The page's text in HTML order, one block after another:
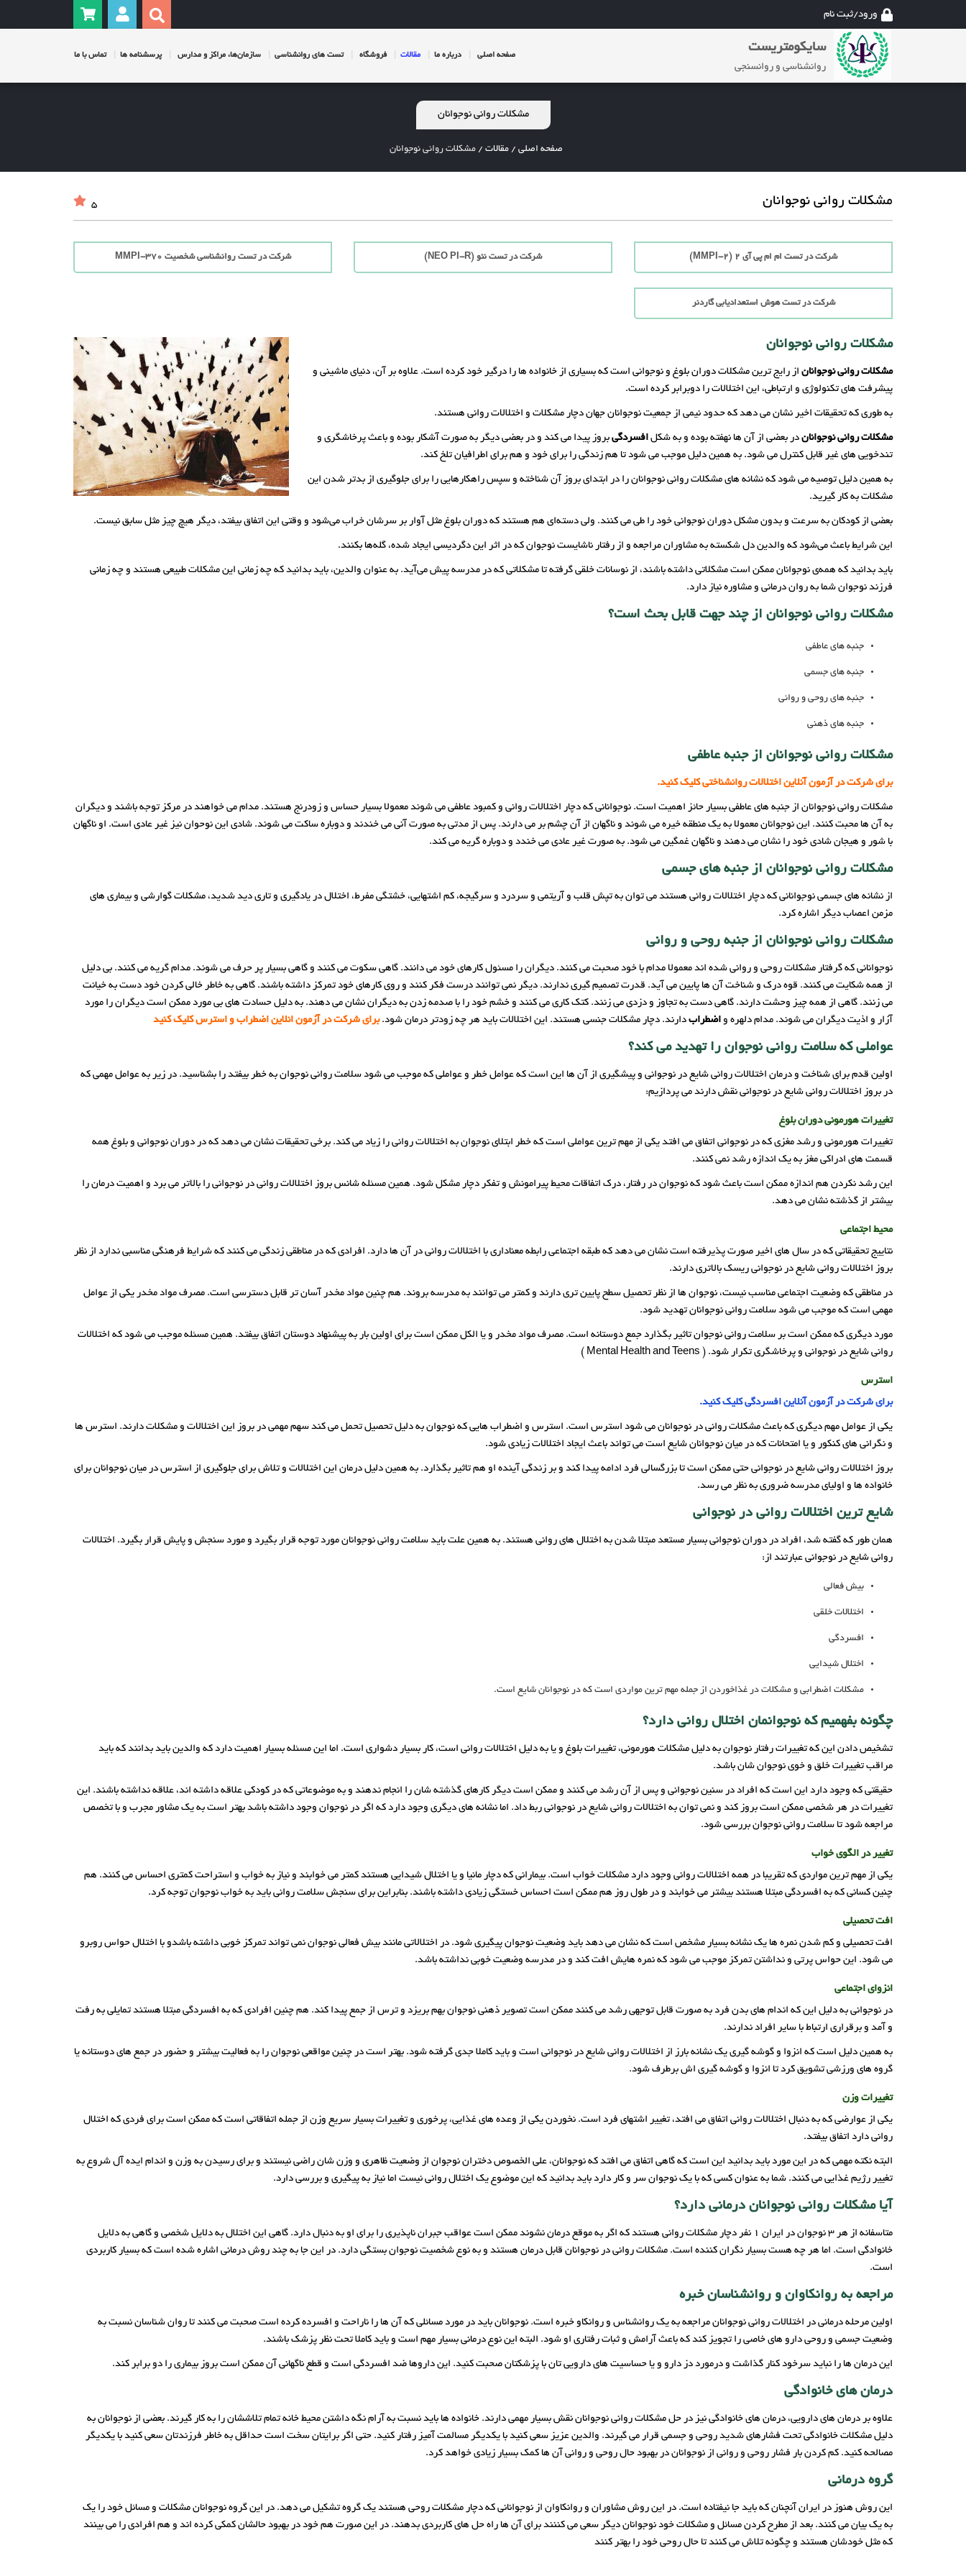
ورود/ثبت نام
سایکومتریست
روانشناسی و روانسنجی
صفحه اصلی درباره ما مقالات فروشگاه تست های روانشناسی سازمان‌ها، مراکز و مدارس پرسشنامه ها تماس با ما
مشکلات روانی نوجوانان
صفحه اصلی /مقالات /مشکلات روانی نوجوانان
مشکلات روانی نوجوانان 5
شرکت در تست ام ام پی آی 2 (MMPI-2) شرکت در تست نئو (NEO PI-R) شرکت در تست روانشناسی شخصیت MMPI-370
شرکت در تست هوش استعدادیابی گاردنر
مشکلات روانی نوجوانان
مشکلات روانی نوجوانان از رایج ترین مشکلات دوران بلوغ و نوجوانی است که بسیاری از خانواده ها را درگیر خود کرده است. علاوه بر آن، دنیای ماشینی و
پیشرفت های تکنولوژی و ارتباطی، این اختلالات را دوبرابر کرده است.
به طوری که تحقیقات اخیر نشان می دهد که حدود نیمی از جمعیت نوجوانان جهان دچار مشکلات و اختلالات روانی هستند.
مشکلات روانی نوجوانان در بعضی از آن ها نهفته بوده و به شکل افسردگی بروز پیدا می کند و در بعضی دیگر به صورت آشکار بوده و باعث پرخاشگری و
تندخویی های غیر قابل کنترل می شود. به همین دلیل موجب می شود تا هم زندگی را برای خود و هم برای اطرافیان تلخ کند.
به همین دلیل توصیه می شود که نشانه های مشکلات روانی نوجوانان را در ابتدای بروز آن شناخته و سپس راهکارهایی را برای جلوگیری از بدتر شدن این
مشکلات به کار گیرید.
بعضی از کودکان به سرعت و بدون مشکل دوران نوجوانی خود را طی می کنند. ولی دسته‌ای هم هستند که دوران بلوغ مثل آوار بر سرشان خراب می‌شود و وقتی این اتفاق بیفتد، دیگر هیچ چیز مثل سابق نیست.
این شرایط باعث می‌شود که والدین دل شکسته به مشاوران مراجعه و از رفتار ناشایست نوجوان که در اثر این دگردیسی ایجاد شده، گله‌ها بکنند.
باید بدانید که همه‌ی نوجوانان ممکن است مشکلاتی داشته باشند، از نوسانات خلقی گرفته تا مشکلاتی که در مدرسه پیش می‌آید. به عنوان والدین، باید بدانید که چه زمانی این مشکلات طبیعی هستند و چه زمانی
فرزند نوجوان شما به روان درمانی و مشاوره نیاز دارد.
مشکلات روانی نوجوانان از چند جهت قابل بحث است؟
جنبه های عاطفی
جنبه های جسمی
جنبه های روحی و روانی
جنبه های ذهنی
مشکلات روانی نوجوانان از جنبه عاطفی
برای شرکت در آزمون آنلاین اختلالات روانشناختی کلیک کنید.
مشکلات روانی نوجوانان از جنبه های عاطفی بسیار حائز اهمیت است. نوجوانانی که دچار اختلالات روانی و کمبود عاطفی می شوند معمولا بسیار حساس و زودرنج هستند. مدام می خواهند در مرکز توجه باشند و دیگران
به آن ها محبت کنند. این نوجوانان معمولا به یک منطقه خیره می شوند و ناگهان از آن چشم بر می دارند. پس از مدتی به صورت آنی می خندند و دوباره ساکت می شوند. شادی این نوحوان نیز غیر عادی است. او ناگهان
با شور و هیجان شادی خود را نشان می دهند و ناگهان غمگین می شود. به صورت غیر عادی می خندد و دوباره گریه می کند.
مشکلات روانی نوجوانان از جنبه های جسمی
از نشانه های جسمی نوجوانانی که دچار اختلالات روانی هستند می توان به تپش قلب و آریتمی و سردرد و سرگیجه، کم اشتهایی، خشتگی مفرط، اختلال در یادگیری و تاری دید شدید، مشکلات گوارشی و بیماری های
مزمن اعصاب دیگر اشاره کرد.
مشکلات روانی نوجوانان از جنبه روحی و روانی
نوجوانانی که گرفتار مشکلات روحی و روانی شده اند معمولا مدام با خود صحبت می کنند. دیگران را مسئول کارهای خود می دانند. گاهی سکوت می کنند و گاهی بسیار پر حرف می شوند. مدام گریه می کنند. بی دلیل
از همه شکایت می کنند. قوه درک و شناخت آن ها پایین می آید. قدرت تصمیم گیری ندارند. دیگر نمی توانند درست فکر کنند و روی کارهای خود تمرکز داشته باشند. گاهی به خاطر خالی کردن خود دست به خیانت
می زنند. گاهی از همه چیز وحشت دارند. گاهی دست به تجاوز و دزدی می زنند. کتک کاری می کنند و خشم خود را با صدمه زدن به دیگران نشان می دهند. به دلیل حسادت های بی مورد ممکن است دیگران را مورد
آزار و اذیت دیگران می شوند. مدام دلهره و اضطراب دارند. دچار مشکلات جنسی هستند. این اختلالات باید هر چه زودتر درمان شود.برای شرکت در آزمون انلاین اضطراب و استرس کلیک کنید
عواملی که سلامت روانی نوجوان را تهدید می کند؟
اولین قدم برای شناخت و درمان اختلالات روانی شایع در نوجوانی و پیشگیری از آن ها این است که عوامل خطر و عواملی که موجب می شود سلامت روانی نوجوان به خطر بیفتد را بشناسید. در زیر به عوامل مهمی که
در بروز اختلالات روانی شایع در نوجوانی نقش دارند می پردازیم:
تغییرات هورمونی دوران بلوغ
تغییرات هورمونی و رشد مغزی که در نوجوانی اتفاق می افتد یکی از مهم ترین عواملی است که خطر ابتلای نوجوان به اختلالات روانی را زیاد می کند. برخی تحقیقات نشان می دهد که در دوران نوجوانی و بلوغ همه
قسمت های ادراکی مغز به یک اندازه رشد نمی کنند.
این رشد نکردن هم اندازه ممکن است باعث شود که نوجوان در رفتار، درک اتفاقات محیط پیرامونش و تفکر دچار مشکل شود. همین مسئله شانس بروز اختلالات روانی در نوجوانی را بالاتر می برد و اهمیت درمان را
بیشتر از گذشته نشان می دهد.
محیط اجتماعی
نتاییج تحقیقاتی که در سال های اخیر صورت پذیرفته است نشان می دهد که طبقه اجتماعی رابطه معناداری با اختلالات روانی در آن ها دارد. افرادی که در مناطقی زندگی می کنند که شرایط فرهنگی مناسبی ندارد از نظر
بروز اختلالات روانی شایع در نوجوانی ریسک بالاتری دارند.
در مناطقی که وضعیت اجتماعی مناسب نیست، نوجوان ها از نظر تحصیل سطح پایین تری دارند و کمتر می توانند به مدرسه بروند. هم چنین مواد مخدر آسان تر قابل دسترسی است. مصرف مواد مخدر یکی از عوامل
مهمی است که موجب می شود سلامت روانی نوجوانان تهدید شود.
مورد دیگری که ممکن است بر سلامت روانی نوجوان تاثیر بگذارد جمع دوستانه است. مصرف مواد مخدر و یا الکل ممکن است برای اولین بار به پیشنهاد دوستان اتفاق بیفتد. همین مسئله موجب می شود که اختلالات
روانی شایع در نوجوانی و پرخاشگری تکرار شود. ( Mental Health and Teens )
استرس
برای شرکت در آزمون آنلاین افسردگی کلیک کنید.
یکی از عوامل مهم دیگری که باعث مشکلات روانی در نوجوانان می شود استرس است. استرس و اضطراب هایی که نوجوان به دلیل تحصیل تحمل می کند سهم مهمی در بروز این اختلالات و مشکلات دارند. استرس ها
و نگرانی های کنکور و یا امتحانات که در میان نوجوانان شایع است می تواند باعث ایجاد اختلالات زیادی شود.
بروز اختلالات روانی شایع در نوجوانی حتی ممکن است تا بزرگسالی فرد ادامه پیدا کند و بر زندگی آینده او هم تاثیر بگذارد. به همین دلیل درمان این اختلالات و تلاش برای جلوگیری از استرس در میان نوجوانان برای
خانواده ها و اولیای مدرسه ضروری به نظر می رسد.
شایع ترین اختلالات روانی در نوجوانی
همان طور که گفته شد، ‌افراد در دوران نوجوانی بسیار مستعد مبتلا شدن به اختلال های روانی هستند. به همین علت باید سلامت روانی نوجوانان مورد توجه قرار بگیرد و مورد سنجش و پایش قرار بگیرد. اختلالات
روانی شایع در نوجوانی عبارتند از:
بیش فعالی
اختلالات خلقی
افسردگی
اختلال شیدایی
مشکلات اضطرابی و مشکلات در غذاخوردن از جمله مهم ترین مواردی است که در نوجوانان شایع است.
چگونه بفهمیم که نوجوانمان اختلال روانی دارد؟
تشخیص دادن این که تغییرات رفتار نوجوان به دلیل مشکلات هورمونی، تغییرات بلوغ و یا به دلیل اختلالات روانی است، کار بسیار دشواری است. اما این مسئله بسیار اهمیت دارد که والدین باید بدانند که باید
مراقب تغییرات خلق و خوی نوجوان شان باشد.
حقیقتی که وجود دارد این است که افراد در سنین نوجوانی و پس از آن رشد می کنند و ممکن است دیگر کارهای گذشته شان را انجام ندهند و به موضوعاتی که در کودکی علاقه داشته اند، علاقه نداشته باشند. این
تغییرات در هر شخصی ممکن است بروز کند و نمی توان به اختلالات روانی شایع در نوجوانی ربط داد. اما نشانه های دیگری وجود دارد که اگر در نوجوان وجود داشته باشد بهتر است به یک مشاور مجرب و با تخصص
مراجعه شود تا سلامت روانی نوجوان بررسی شود.
تغییر در الگوی خواب
یکی از مهم ترین مواردی که تقریبا در همه اختلالات روانی وجود دارد مشکلات خواب است. بیمارانی که دچار مانیا و یا اختلال شیدایی هستند کمتر می خوابند و نیاز به خواب و استراحت کمتری احساس می کنند. هم
چنین کسانی که به افسردگی مبتلا هستند بیشتر می خوابند و در طول روز هم ممکن است احساس خستگی زیادی داشته باشند. بنابراین برای سنجش سلامت روانی باید به خواب نوجوان توجه کرد.
افت تحصیلی
افت تحصیلی و کم شدن نمره ها یک نشانه بسیار مشخص است که نشان می دهد باید وضعیت نوجوان پیگیری شود. در اختلالاتی مانند بیش فعالی نوجوان نمی تواند تمرکز خوبی داشته باشدو با اختلال حواس روبرو
می شود. این حواس پرتی و نداشتن تمرکز موجب می شود که نمره هایش افت کند و در مدرسه وضعیت خوبی نداشته باشد.
انزوای اجتماعی
در نوجوانی به دلیل این که اندام های بدن فرد به صورت قابل توجهی رشد می کنند ممکن است تصویر ذهنی نوجوان بهم بریزد و ترس از جمع پیدا کند. هم چنین افرادی که به افسردگی مبتلا هستند تمایلی به رفت
و آمد و برقراری ارتباط با سایر افراد ندارند.
به همین دلیل است که انزوا و گوشه گیری یک نشانه بارز از اختلالات روانی شایع در نوجوانی است و باید کاملا جدی گرفته شود. بهتر است در چنین مواقعی نوجوان را به فعالیت بیشتر و حضور در جمع های دوستانه یا
گروه های ورزشی تشویق کرد تا انزوا و گوشه گیری اش برطرف شود.
تغییرات وزن
یکی از عوارضی که به دنبال اختلالات روانی اتفاق می افتد،‌ تغییر اشتهای فرد است. نخوردن یکی از وعده های غذایی، پرخوری و تغییرات بسیار سریع وزن از جمله اتفاقاتی است که ممکن است برای فردی که اختلال
روانی دارد اتفاق بیفتد.
البته نکته مهمی که در این مورد باید بدانید این است که گاهی اتفاق می افتد که نوجوانان، علی الخصوص دختران نوجوان از وضعیت ظاهری و وزن شان راضی نیستند و برای رسیدن به وزن و اندام ایده آل شروع به
تغییر رژیم غذایی می کنند. شما به عنوان کسی که با یک نوجوان سر و کار دارد باید بدانید که این موضوع یک اختلال روانی نیست اما نیاز به پیگیری و بررسی دارد.
آیا مشکلات روانی نوجوانان درمانی دارد؟
متاسفانه از هر 3 نوجوان در ایران 1 نفر دچار مشکلات روانی هستند که اگر به موقع درمان نشوند ممکن است عواقب جبران ناپذیری را برای او به دنبال دارد. گاهی این اختلال به دلایل شخصی و گاهی به دلایل
خانوادگی است. اما هر چه هست بسیار نگران کننده است. مشکلات روانی در نوجوانان قابل درمان هستند و به نوع شخصیت نوجوان بستگی دارد. در این جا به چند روش درمانی اشاره شده است که بسیار کاربردی
است.
مراجعه به روانکاوان و روانشناسان خبره
اولین مرحله درمانی در اختلالات روانی نوجوانان مراجعه به یک روانشناس و روانکاو خبره است. نوجوانان باید در مورد مسائلی که آن ها را ناراحت و افسرده کرده است صحبت می کنند تا روان شناسان نسبت به
وضعیت جسمی و روحی دارو های خاصی را تجویز کند که باعث آرامش و ثبات رفتاری او شود. البته این نوع درمانی بسیار مهم است و باید کاملا تحت نظر پزشک باشند.
این درمان ها را نباید سرخود کنار گذاشت و درمورد دز دارو و یا حساسیت های دارویی تان با پزشکتان صحبت کنید. این داروها ضد افسردگی است و قطع ناگهانی آن ممکن است بروز بیماری را دو برابر کند.
درمان های خانوادگی
علاوه بر درمان های دارویی، درمان های خانوادگی نیز در حل مشکلات روانی نوجوانان نقش بسیار مهمی دارند. خانواده ها باید نسبت به آرام نگه داشتن محیط خانه تمام تلاششان را به کار گیرند. بعضی از نوجوانان به
دلیل مشکلات خانوادگی تحت فشارهای شدید روحی و جسمی قرار می گیرند. والدین عزیز سعی کنید با یکدیگر مسالمت آمیز رفتار کنید. حتی اگر برایتان سخت است حداقل به خاطر فرزندتان سعی کنید با یکدیگر
مصالحه کنید. کم کردن بار فشار روحی و روانی از نوجوانان در بهبود حال روحی و روانی آن ها کمک بسیار زیادی خواهد کرد.
گروه درمانی
این روش هنوز در ایران آنچنان که باید جا نیفتاده است. در این روش مشاوران و روانکاوان از نوجوانانی که دچار مشکلات روحی هستند یک گروه تشکیل می دهد. در این گروه نوجوانان مشکلات و مسائل خود را یک
به یک بیان می کنند. بعد از مطرح کردن مسائل و مشکلات خود نوجوانان دیگر سعی می کننند برای آن ها راه حل های کاربردی بدهند. در این صورت هم خود در بهبود حالشان کمکی کرده اند و هم افرادی را می بینند
که مثل خودشان هستند و چگونه تلاش می کنند تا حال روحی خود را بهتر کنند